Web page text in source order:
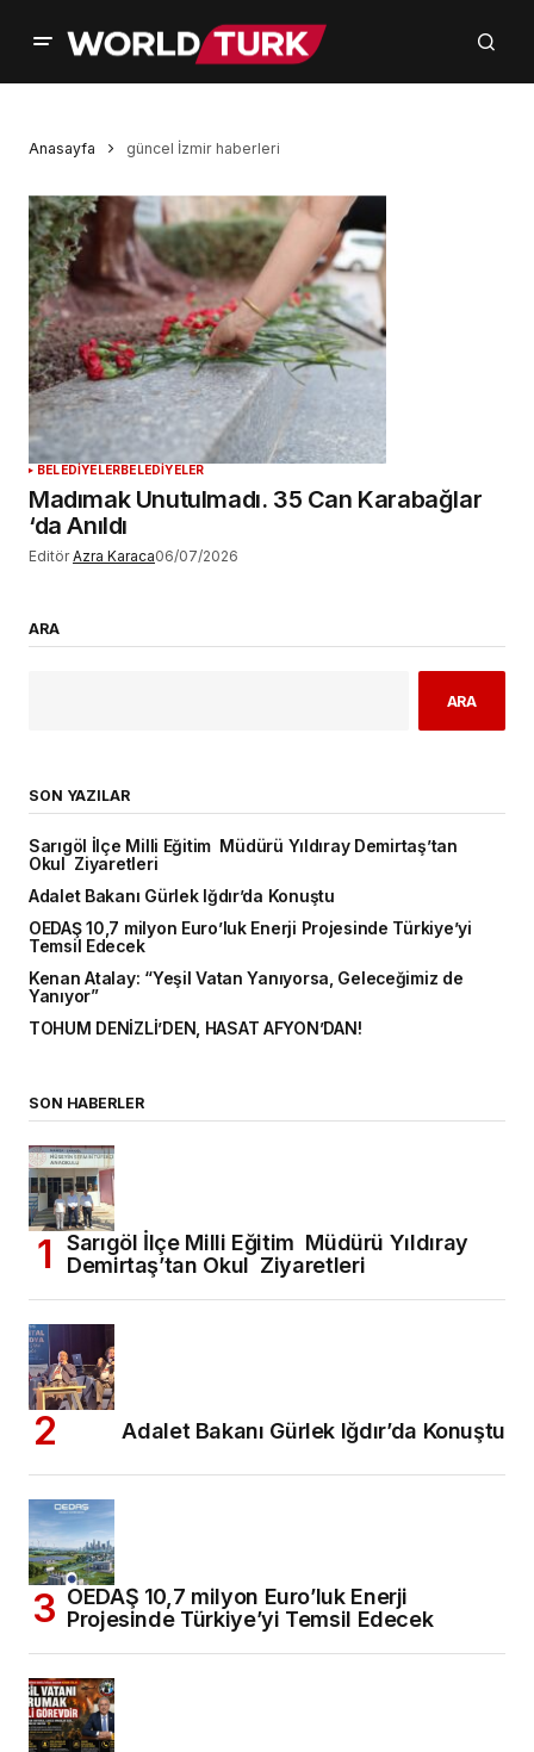
Anasayfa güncel İzmir haberleri
BELEDİYELERBELEDİYELER
Madımak Unutulmadı. 35 Can Karabağlar
‘da Anıldı
Editör Azra Karaca06/07/2026
ARA
ARA
SON YAZILAR
Sarıgöl İlçe Milli Eğitim Müdürü Yıldıray Demirtaş’tan
Okul Ziyaretleri
Adalet Bakanı Gürlek Iğdır’da Konuştu
OEDAŞ 10,7 milyon Euro’luk Enerji Projesinde Türkiye’yi
Temsil Edecek
Kenan Atalay: “Yeşil Vatan Yanıyorsa, Geleceğimiz de
Yanıyor”
TOHUM DENİZLİ’DEN, HASAT AFYON’DAN!
SON HABERLER
Sarıgöl İlçe Milli Eğitim Müdürü Yıldıray
Demirtaş’tan Okul Ziyaretleri
Adalet Bakanı Gürlek Iğdır’da Konuştu
OEDAŞ 10,7 milyon Euro’luk Enerji
Projesinde Türkiye’yi Temsil Edecek